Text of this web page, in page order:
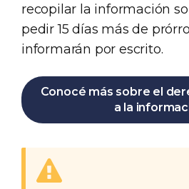
recopilar la información
pedir 15 días más de
informarán por escrito.
Conocé más sobre el
a la